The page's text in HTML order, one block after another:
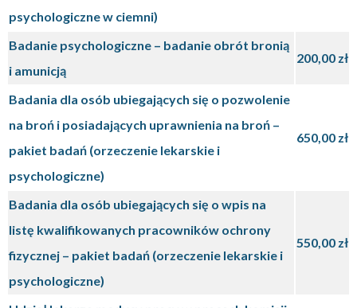
psychologiczne w ciemni)
Badanie psychologiczne – badanie obrót bronią
i amunicją
200,00 zł
Badania dla osób ubiegających się o pozwolenie
na broń i posiadających uprawnienia na broń –
pakiet badań (orzeczenie lekarskie i
psychologiczne)
650,00 zł
Badania dla osób ubiegających się o wpis na
listę kwalifikowanych pracowników ochrony
fizycznej – pakiet badań (orzeczenie lekarskie i
psychologiczne)
550,00 zł